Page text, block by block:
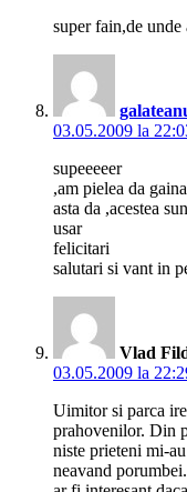
super fain,de
03.05.2009 la
supeeeeer
,am pielea da
asta da ,acestea
usar
felicitari
salutari si vant in
Vlad
03.05.2009 la
Uimitor si parca
prahovenilor. Din
niste prieteni mi-
neavand